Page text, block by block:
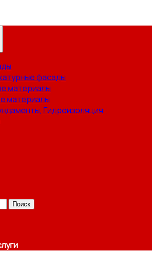
фасады
материалы
материалы
Гидроизоляция
Поиск